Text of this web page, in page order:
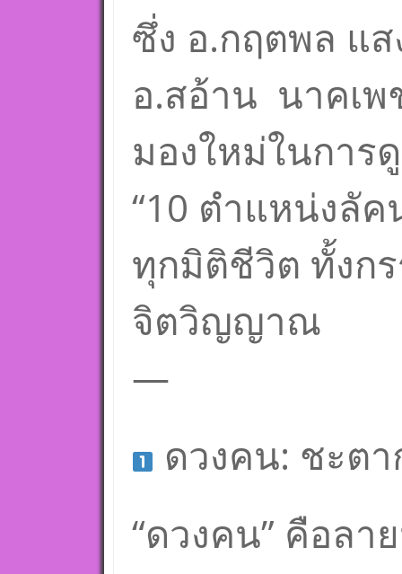
ซึ่ง อ.กฤตพล แ
อ.สอ้าน นาคเ
มองใหม่ในการ
“10 ตำแหน่งลั
ทุกมิติชีวิต ทั้งก
จิตวิญญาณ
—
ดวงคน: ชะต
“ดวงคน” คือล